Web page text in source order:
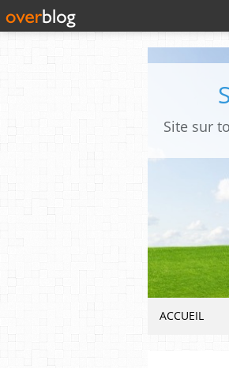
ACCUEIL